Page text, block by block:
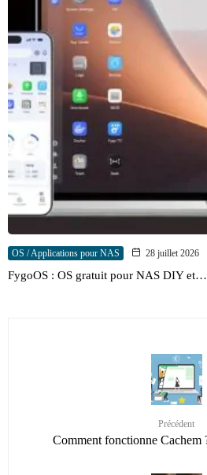
OS / Applications pour NAS 28 juillet 2026
FygoOS : OS gratuit pour NAS DIY et…
Précédent
Comment fonctionne Cachem